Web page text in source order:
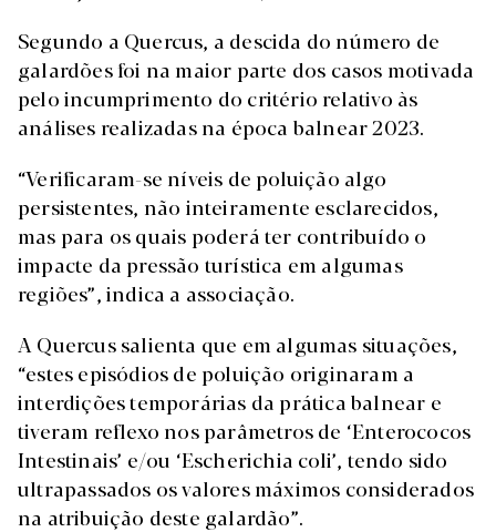
Segundo a Quercus, a descida do número de
galardões foi na maior parte dos casos motivada
pelo incumprimento do critério relativo às
análises realizadas na época balnear 2023.
“Verificaram-se níveis de poluição algo
persistentes, não inteiramente esclarecidos,
mas para os quais poderá ter contribuído o
impacte da pressão turística em algumas
regiões”, indica a associação.
A Quercus salienta que em algumas situações,
“estes episódios de poluição originaram a
interdições temporárias da prática balnear e
tiveram reflexo nos parâmetros de ‘Enterococos
Intestinais’ e/ou ‘Escherichia coli’, tendo sido
ultrapassados os valores máximos considerados
na atribuição deste galardão”.